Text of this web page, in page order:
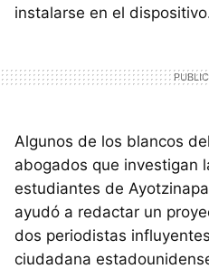
instalarse en el
Algunos de los blancos
abogados que investigan
estudiantes de
ayudó a redactar un
dos periodistas
ciudadana